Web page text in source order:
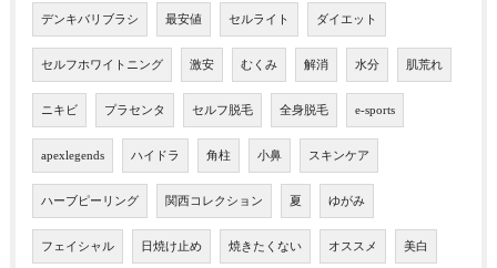
デンキバリブラシ 最安値 セルライト ダイエット
セルフホワイトニング 激安 むくみ 解消 水分 肌荒れ
ニキビ プラセンタ セルフ脱毛 全身脱毛 e-sports
apexlegends ハイドラ 角柱 小鼻 スキンケア
ハーブピーリング 関西コレクション 夏 ゆがみ
フェイシャル 日焼け止め 焼きたくない オススメ 美白